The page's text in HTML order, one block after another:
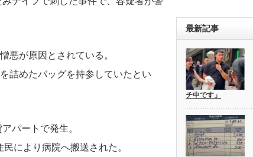
悪が原因とされている。
詰めたバッグを持参していたとい
パートで発生。
により病院へ搬送された。
最新記事
チ中です」